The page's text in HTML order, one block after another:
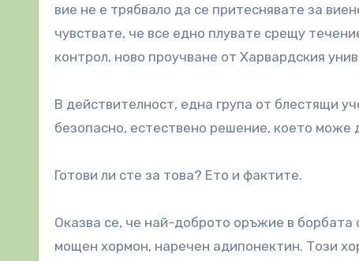
вие не е трябвало да се притеснявате за
чувствате, че все едно плувате срещу
контрол, ново проучване от Харвардския
В действителност, една група от блестящи
безопасно, естествено решение, което може
Готови ли сте за това? Ето и фактите.
Оказва се, че най-доброто оръжие в борбата
мощен хормон, наречен адипонектин. Този